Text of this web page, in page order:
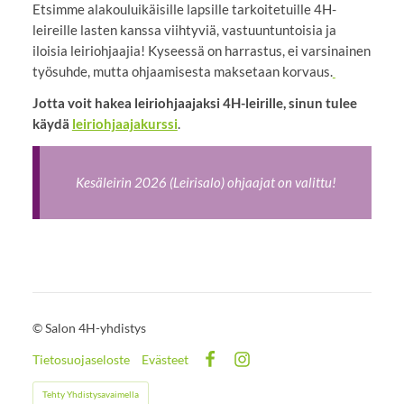
Etsimme alakouluikäisille lapsille tarkoitetuille 4H-
leireille lasten kanssa viihtyviä, vastuuntuntoisia ja
iloisia leiriohjaajia! Kyseessä on harrastus, ei varsinainen
työsuhde, mutta ohjaamisesta maksetaan korvaus.
Jotta voit hakea leiriohjaajaksi 4H-leirille, sinun tulee
käydä leiriohjaajakurssi.
Kesäleirin 2026 (Leirisalo) ohjaajat on valittu!
©Salon 4H-yhdistys
Tietosuojaseloste
Evästeet
Tehty Yhdistysavaimella